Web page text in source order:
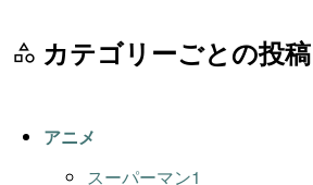
カテゴリーごとの投稿
アニメ
スーパーマン1